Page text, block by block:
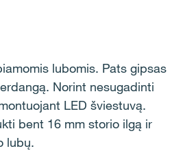
lubomis. Pats gipsas
Norint nesugadinti
LED šviestuvą.
bent 16 mm storio ilgą ir
lubų.